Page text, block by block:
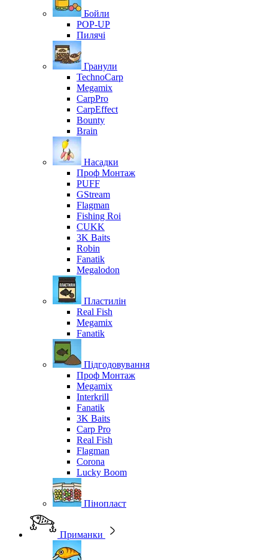
Бойли
POP-UP
Пилячі
Гранули
TechnoCarp
Megamix
CarpPro
CarpEffect
Bounty
Brain
Насадки
Проф Монтаж
PUFF
GStream
Flagman
Fishing Roi
CUKK
3K Baits
Robin
Fanatik
Megalodon
Пластилін
Real Fish
Megamix
Fanatik
Підгодовування
Проф Монтаж
Megamix
Interkrill
Fanatik
3K Baits
Carp Pro
Real Fish
Flagman
Corona
Lucky Boom
Пінопласт
Приманки